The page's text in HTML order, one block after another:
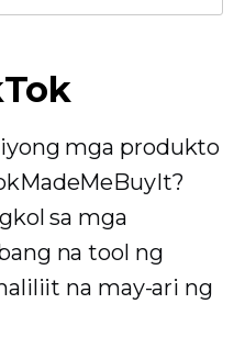
mga produkto
sa mga
na tool ng
na may-ari ng